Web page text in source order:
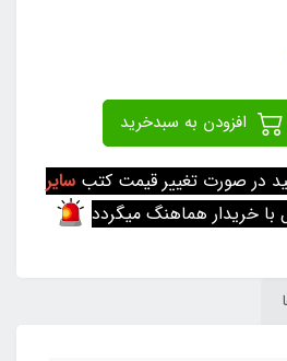
در صورت تغییر قیمت کتب سایر
با خریدار هماهنگ میگردد